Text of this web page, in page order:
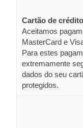
Cartão de crédito
Aceitamos
MasterCard e
Para estes
extremamente
dados do seu
protegidos.